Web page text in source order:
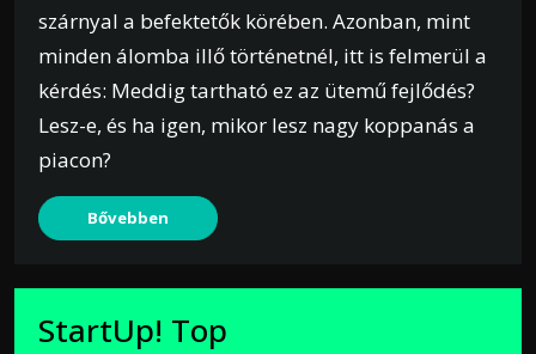
szárnyal a befektetők körében. Azonban, mint
minden álomba illő történetnél, itt is felmerül a
kérdés: Meddig tartható ez az ütemű fejlődés?
Lesz-e, és ha igen, mikor lesz nagy koppanás a
piacon?
Bővebben
StartUp! Top